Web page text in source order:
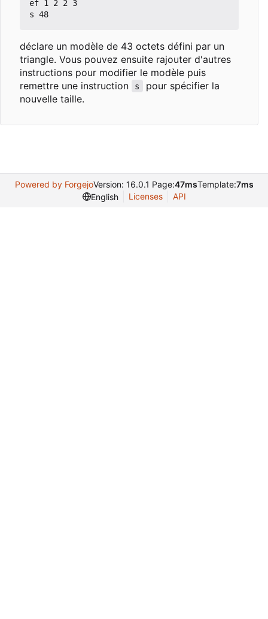
ef 1 2 2 3
déclare un modèle de 43 octets défini par un
triangle. Vous pouvez ensuite rajouter d'autres
instructions pour modifier le modèle puis
remettre une instruction
s
pour spécifier la
nouvelle taille.
Powered by ForgejoVersion: 16.0.1 Page:47msTemplate:7ms
English
Licenses API